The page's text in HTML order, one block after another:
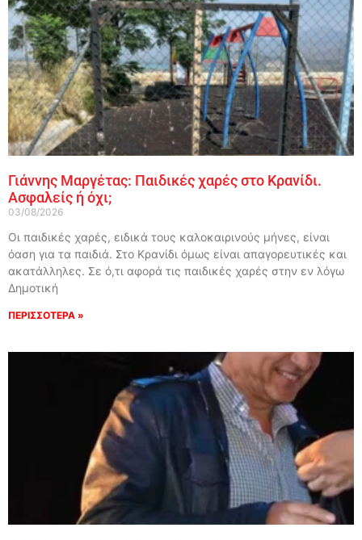
Γιάννης Μαργέτας: Παιδικές χαρές στο Κρανίδι.
Ασφαλείς ή όχι;
03/08/2026
Οι παιδικές χαρές, ειδικά τους καλοκαιρινούς μήνες, είναι
όαση για τα παιδιά. Στο Κρανίδι όμως είναι απαγορευτικές και
ακατάλληλες. Σε ό,τι αφορά τις παιδικές χαρές στην εν λόγω
Δημοτική
ΠΕΡΙΣΣΟΤΕΡΑ »